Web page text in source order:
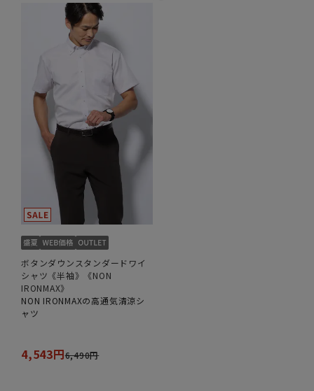
ボタンダウンスタンダードワイ
シャツ《半袖》《NON
IRONMAX》
NON IRONMAXの高通気清涼シ
ャツ
4,543円6,490円